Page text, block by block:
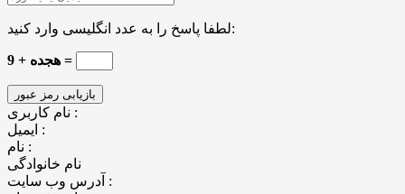
لطفا پاسخ را به عدد انگلیسی وارد کنید:
هجده + 9 =
نام کاربری :
ایمیل :
نام :
نام خانوادگی
آدرس وب سایت :